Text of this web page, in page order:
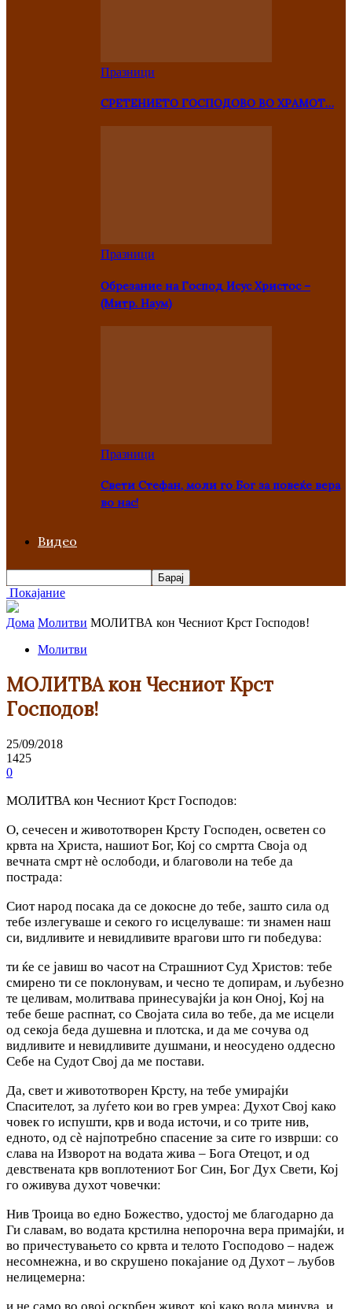
Празници
СРЕТЕНИЕТО ГОСПОДОВО ВО ХРАМОТ…
Празници
Oбрезание на Господ Исус Христос –
(Митр. Наум)
Празници
Свети Стефан, моли го Бог за повеќе вера
во нас!
Видео
Покајание
Дома Молитви МОЛИТВА кон Чесниот Крст Господов!
Молитви
МОЛИТВА кон Чесниот Крст
Господов!
25/09/2018
1425
0
МОЛИТВА кон Чесниот Крст Господовː
О, сечесен и живототворен Крсту Господен, осветен со
крвта на Христа, нашиот Бог, Кој со смртта Своја од
вечната смрт нѐ ослободи, и благоволи на тебе да
пострадаː
Сиот народ посака да се докосне до тебе, зашто сила од
тебе излегуваше и секого го исцелувашеː ти знамен наш
си, видливите и невидливите врагови што ги победуваː
ти ќе се јавиш во часот на Страшниот Суд Христовː тебе
смирено ти се поклонувам, и чесно те допирам, и љубезно
те целивам, молитвава принесувајќи ја кон Оној, Кој на
тебе беше распнат, со Својата сила во тебе, да ме исцели
од секоја беда душевна и плотска, и да ме сочува од
видливите и невидливите душмани, и неосудено оддесно
Себе на Судот Свој да ме постави.
Да, свет и живототворен Крсту, на тебе умирајќи
Спасителот, за луѓето кои во грев умреаː Духот Свој како
човек го испушти, крв и вода источи, и со трите нив,
едното, од сѐ најпотребно спасение за сите го извршиː со
слава на Изворот на водата жива – Бога Отецот, и од
девствената крв воплотениот Бог Син, Бог Дух Свети, Кој
го оживува духот човечкиː
Нив Троица во едно Божество, удостој ме благодарно да
Ги славам, во водата крстилна непорочна вера примајќи, и
во причестувањето со крвта и телото Господово – надеж
несомнежна, и во скрушено покајание од Духот – љубов
нелицемернаː